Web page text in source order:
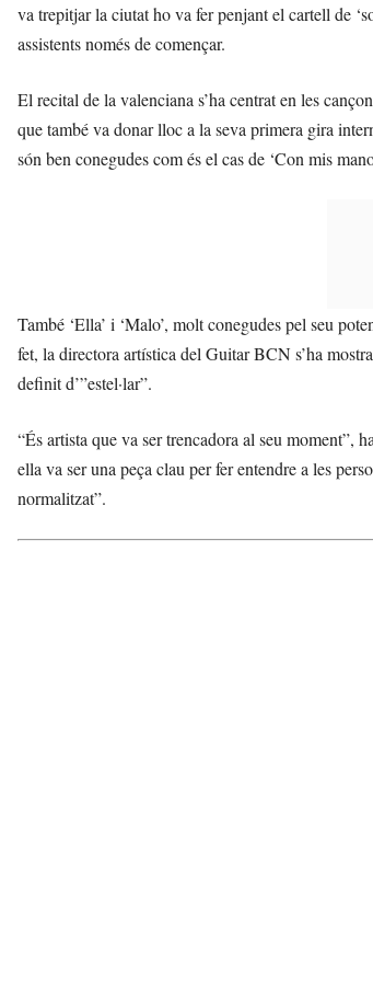
va trepitjar la ciutat ho va fer penjant el cartell de
assistents només de començar.
El recital de la valenciana s’ha centrat en les
que també va donar lloc a la seva primera gira
són ben conegudes com és el cas de ‘Con mis
També ‘Ella’ i ‘Malo’, molt conegudes pel seu
fet, la directora artística del Guitar BCN s’ha
definit d’”estel·lar”.
“És artista que va ser trencadora al seu moment”,
ella va ser una peça clau per fer entendre a les
normalitzat”.